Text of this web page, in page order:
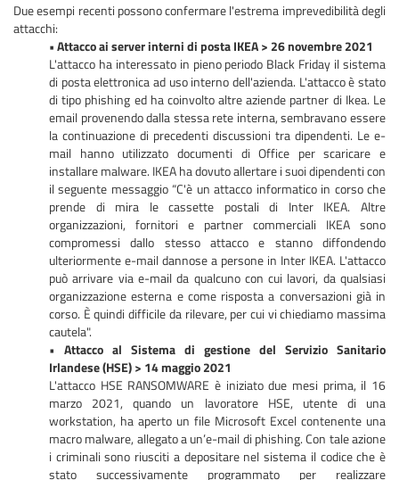
Due esempi recenti possono confermare l'estrema imprevedibilità degli
attacchi:
• Attacco ai server interni di posta IKEA > 26 novembre 2021
L'attacco ha interessato in pieno periodo Black Friday il sistema
di posta elettronica ad uso interno dell'azienda. L'attacco è stato
di tipo phishing ed ha coinvolto altre aziende partner di Ikea. Le
email provenendo dalla stessa rete interna, sembravano essere
la continuazione di precedenti discussioni tra dipendenti. Le e-
mail hanno utilizzato documenti di Office per scaricare e
installare malware. IKEA ha dovuto allertare i suoi dipendenti con
il seguente messaggio “C'è un attacco informatico in corso che
prende di mira le cassette postali di Inter IKEA. Altre
organizzazioni, fornitori e partner commerciali IKEA sono
compromessi dallo stesso attacco e stanno diffondendo
ulteriormente e-mail dannose a persone in Inter IKEA. L'attacco
può arrivare via e-mail da qualcuno con cui lavori, da qualsiasi
organizzazione esterna e come risposta a conversazioni già in
corso. È quindi difficile da rilevare, per cui vi chiediamo massima
cautela".
• Attacco al Sistema di gestione del Servizio Sanitario
Irlandese (HSE) > 14 maggio 2021
L'attacco HSE RANSOMWARE è iniziato due mesi prima, il 16
marzo 2021, quando un lavoratore HSE, utente di una
workstation, ha aperto un file Microsoft Excel contenente una
macro malware, allegato a un’e-mail di phishing. Con tale azione
i criminali sono riusciti a depositare nel sistema il codice che è
stato successivamente programmato per realizzare